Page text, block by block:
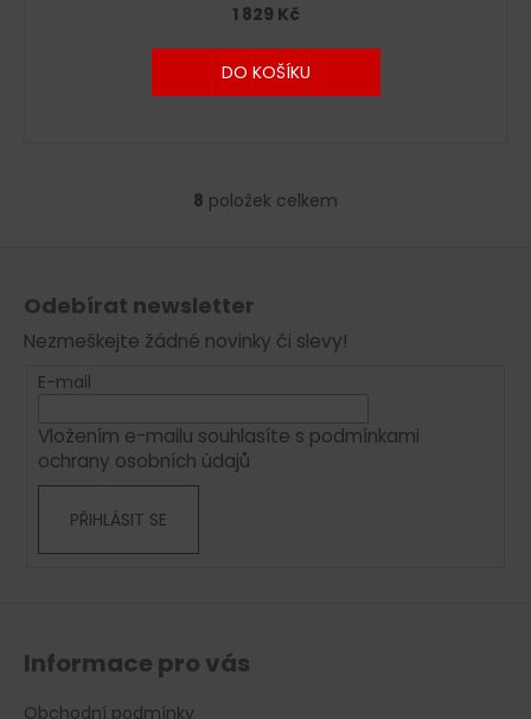
1 829 Kč
DO KOŠÍKU
O
a
p
r
8 položek celkem
Odebírat newsletter
Nezmeškejte žádné novinky či slevy!
E-mail
Vložením e-mailu souhlasíte s podmínkami
ochrany osobních údajů
PŘIHLÁSIT SE
Informace pro vás
Obchodní podmínky